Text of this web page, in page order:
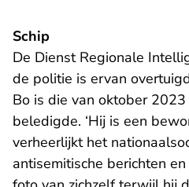
Schip
De Dienst Regionale
de politie is ervan
Bo is die van oktober
beledigde. ‘Hij is een
verheerlijkt het
antisemitische berichten